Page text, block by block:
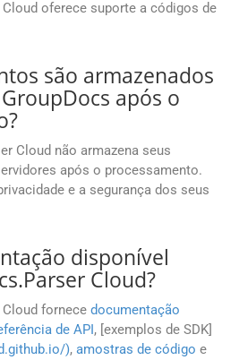
oferece suporte a códigos de
são armazenados
após o
Cloud não armazena seus
após o processamento.
e a segurança dos seus
disponível
Cloud?
fornece documentação
de API, [exemplos de SDK]
), amostras de código e